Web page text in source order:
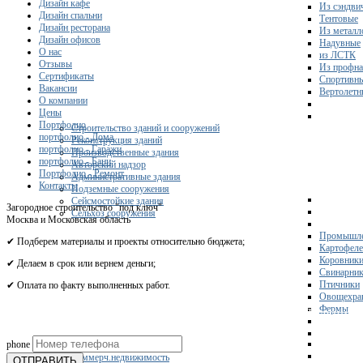
Из
Тентовые
Из
Надувные
из ЛСТК
Из
Строительство зданий и сооружений
Реконструкция зданий
Производственные здания
Авторский надзор
Административные здания
Подземные сооружения
Сейсмостойкие здания
Сельхоз сооружения
Коровники
Птичники
Фермы
Склады
Коммерч.недвижимость
Дизайн кафе
Дизайн спальни
Дизайн ресторана
Дизайн офисов
О нас
Отзывы
Сертификаты
Вакансии
О компании
Цены
Портфолио
портфолио - Дома
портфолио - Гаражи
портфолио - Бани
Портфолио - Ремонт
Контакты
Загородное строительство "под ключ"
Москва и Московская область
✔ Подберем материалы и проекты относительно бюджета;
✔ Делаем в срок или вернем деньги;
✔ Оплата по факту выполненных работ.
phone